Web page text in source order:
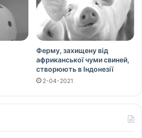
Ферму, захищену від
африканської чуми свиней,
створюють в Індонезії
2-04-2021